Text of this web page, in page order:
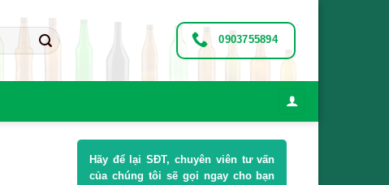
0903755894
Hãy để lại SĐT, chuyên viên tư vấn
của chúng tôi sẽ gọi ngay cho bạn